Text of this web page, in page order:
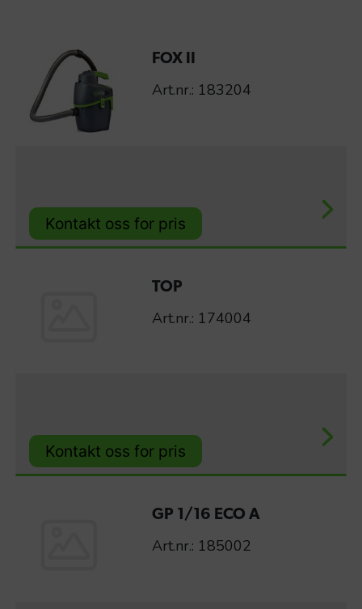
FOX II
Art.nr.: 183204
Kontakt oss for pris
TOP
Art.nr.: 174004
Kontakt oss for pris
GP 1/16 ECO A
Art.nr.: 185002